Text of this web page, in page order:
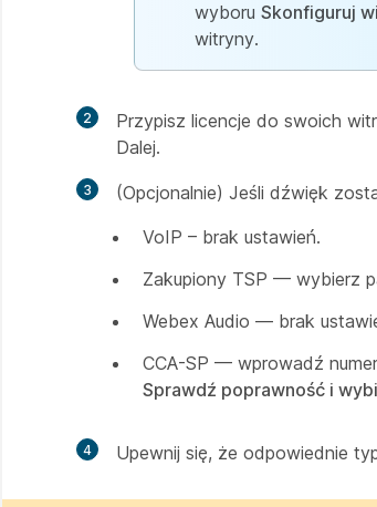
wyboru Skonfiguruj
witryny.
2
Przypisz licencje do swoich
Dalej.
3
(Opcjonalnie) Jeśli dźwięk
VoIP – brak ustawień.
Zakupiony TSP — wybierz
Webex Audio — brak
CCA-SP — wprowadź
Sprawdź poprawność i
4 Upewnij się, że odpowiednie